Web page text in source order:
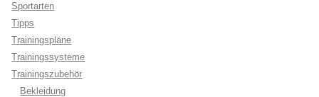
Sportarten
Tipps
Trainingspläne
Trainingssysteme
Trainingszubehör
Bekleidung